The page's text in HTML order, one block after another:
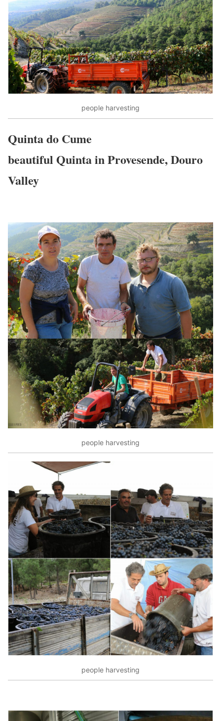
people harvesting
Quinta do Cume
beautiful Quinta in Provesende, Douro
Valley
people harvesting
people harvesting